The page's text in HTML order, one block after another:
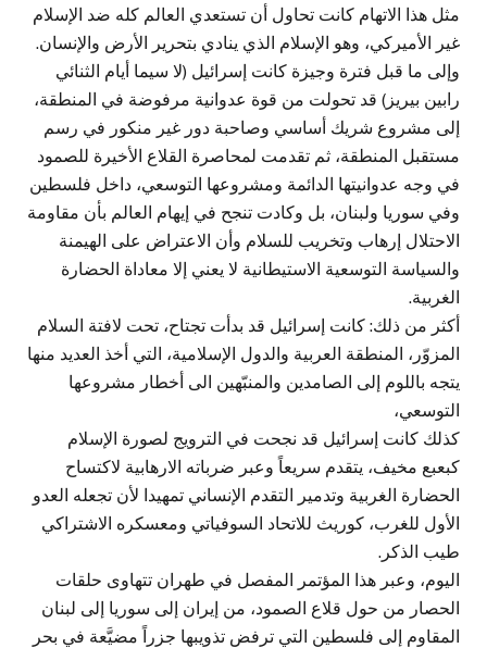
مثل هذا الاتهام كانت تحاول أن تستعدي العالم كله ضد الإسلام
غير الأميركي، وهو الإسلام الذي ينادي بتحرير الأرض والإنسان.
وإلى ما قبل فترة وجيزة كانت إسرائيل (لا سيما أيام الثنائي
رابين بيريز) قد تحولت من قوة عدوانية مرفوضة في المنطقة،
إلى مشروع شريك أساسي وصاحبة دور غير منكور في رسم
مستقبل المنطقة، ثم تقدمت لمحاصرة القلاع الأخيرة للصمود
في وجه عدوانيتها الدائمة ومشروعها التوسعي، داخل فلسطين
وفي سوريا ولبنان، بل وكادت تنجح في إيهام العالم بأن مقاومة
الاحتلال إرهاب وتخريب للسلام وأن الاعتراض على الهيمنة
والسياسة التوسعية الاستيطانية لا يعني إلا معاداة الحضارة
الغربية.
أكثر من ذلك: كانت إسرائيل قد بدأت تجتاح، تحت لافتة السلام
المزوّر، المنطقة العربية والدول الإسلامية، التي أخذ العديد منها
يتجه باللوم إلى الصامدين والمنبّهين الى أخطار مشروعها
التوسعي،
كذلك كانت إسرائيل قد نجحت في الترويج لصورة الإسلام
كبعبع مخيف، يتقدم سريعاً وعبر ضرباته الارهابية لاكتساح
الحضارة الغربية وتدمير التقدم الإنساني تمهيدا لأن تجعله العدو
الأول للغرب، كوريث للاتحاد السوفياتي ومعسكره الاشتراكي
طيب الذكر.
اليوم، وعبر هذا المؤتمر المفصل في طهران تتهاوى حلقات
الحصار من حول قلاع الصمود، من إيران إلى سوريا إلى لبنان
المقاوم إلى فلسطين التي ترفض تذويبها جزراً مضيَّعة في بحر